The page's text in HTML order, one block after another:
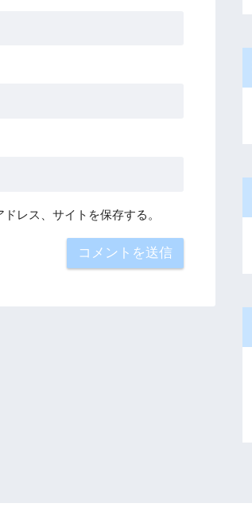
レス、サイトを保存する。